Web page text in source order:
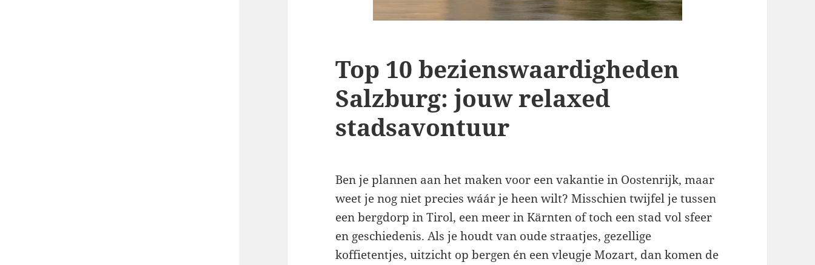
Top 10 bezienswaardigheden
Salzburg: jouw relaxed
stadsavontuur
Ben je plannen aan het maken voor een vakantie in Oostenrijk, maar
weet je nog niet precies wáár je heen wilt? Misschien twijfel je tussen
een bergdorp in Tirol, een meer in Kärnten of toch een stad vol sfeer
en geschiedenis. Als je houdt van oude straatjes, gezellige
koffietentjes, uitzicht op bergen én een vleugje Mozart, dan komen de